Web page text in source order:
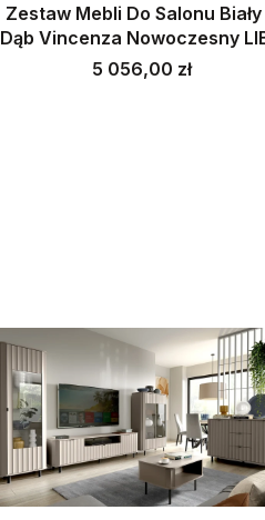
Zestaw Mebli Do Salonu Biały
Dąb Vincenza Nowoczesny
Cena
5 056,00 zł